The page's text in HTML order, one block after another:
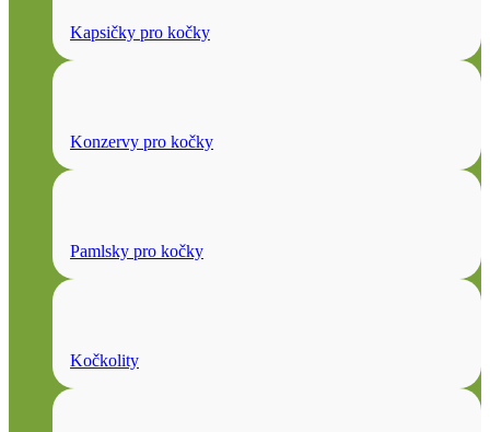
Kapsičky pro kočky
Konzervy pro kočky
Pamlsky pro kočky
Kočkolity